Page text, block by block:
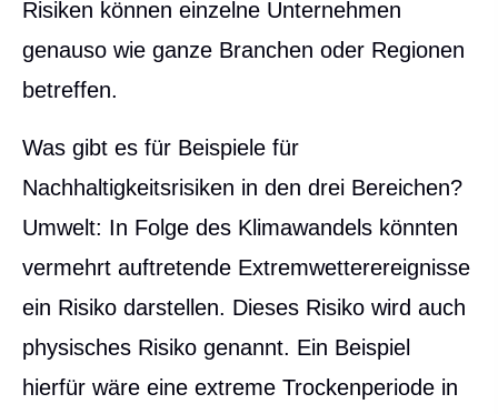
Risiken können einzelne Unternehmen
genauso wie ganze Branchen oder Regionen
betreffen.
Was gibt es für Beispiele für
Nachhaltigkeitsrisiken in den drei Bereichen?
Umwelt: In Folge des Klimawandels könnten
vermehrt auftretende Extremwetterereignisse
ein Risiko darstellen. Dieses Risiko wird auch
physisches Risiko genannt. Ein Beispiel
hierfür wäre eine extreme Trockenperiode in